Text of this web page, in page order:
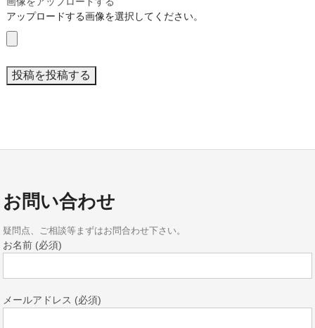
アップロードする画像を選択してください。
お問い合わせ
疑問点、ご相談等まずはお問合わせ下さい。
お名前 (必須)
メールアドレス (必須)